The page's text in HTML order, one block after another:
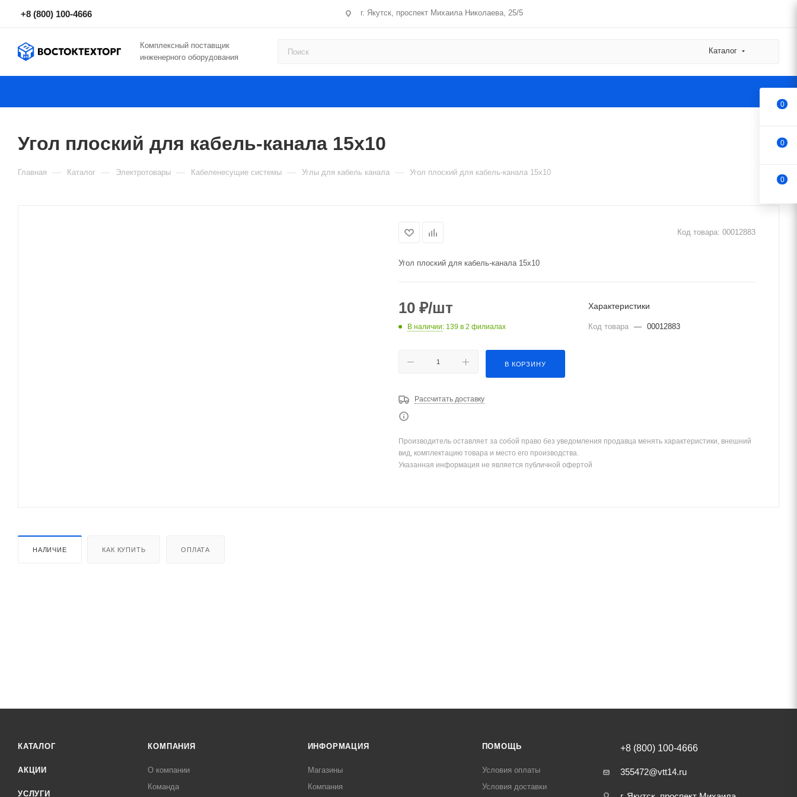
+8 (800) 100-4666 г. Якутск, проспект Михаила Николаева, 25/5
Комплексный поставщик
инженерного оборудования
Каталог
Угол плоский для кабель-канала 15х10
Главная — Каталог — Электротовары — Кабеленесущие системы — Углы для кабель канала — Угол плоский для кабель-канала 15х10
Код товара: 00012883
Угол плоский для кабель-канала 15х10
10 ₽/шт
В наличии: 139 в 2 филиалах
В КОРЗИНУ
Рассчитать доставку
Характеристики
Код товара — 00012883
Производитель оставляет за собой право без уведомления продавца менять характеристики, внешний
вид, комплектацию товара и место его производства.
Указанная информация не является публичной офертой
НАЛИЧИЕ КАК КУПИТЬ ОПЛАТА
КАТАЛОГ
АКЦИИ
УСЛУГИ
КОМПАНИЯ
О компании
Команда
ИНФОРМАЦИЯ
Магазины
Компания
ПОМОЩЬ
Условия оплаты
Условия доставки
+8 (800) 100-4666
355472@vtt14.ru
0
0
0